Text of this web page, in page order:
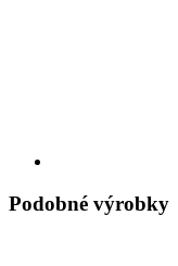
Podobné výrobky